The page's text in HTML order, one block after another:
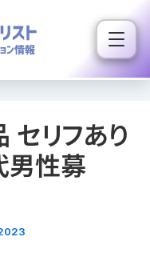
リフあり
男性募